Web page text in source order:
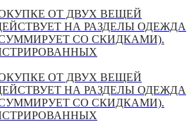
ОТ ДВУХ ВЕЩЕЙ
НА РАЗДЕЛЫ ОДЕЖДА
СО СКИДКАМИ).
ОТ ДВУХ ВЕЩЕЙ
НА РАЗДЕЛЫ ОДЕЖДА
СО СКИДКАМИ).